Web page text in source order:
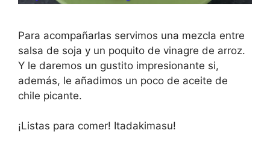
Para acompañarlas servimos una mezcla entre
salsa de soja y un poquito de vinagre de arroz.
Y le daremos un gustito impresionante si,
además, le añadimos un poco de aceite de
chile picante.
¡Listas para comer! Itadakimasu!